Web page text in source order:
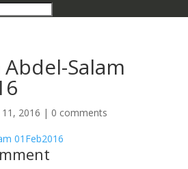
Abdel-Salam
2016 | 0 comments
01Feb2016